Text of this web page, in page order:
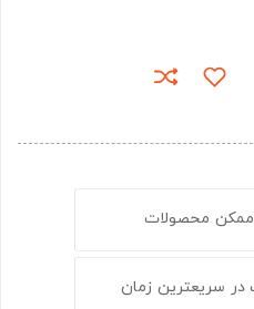
ممکن محصولات
در سریعترین زمان